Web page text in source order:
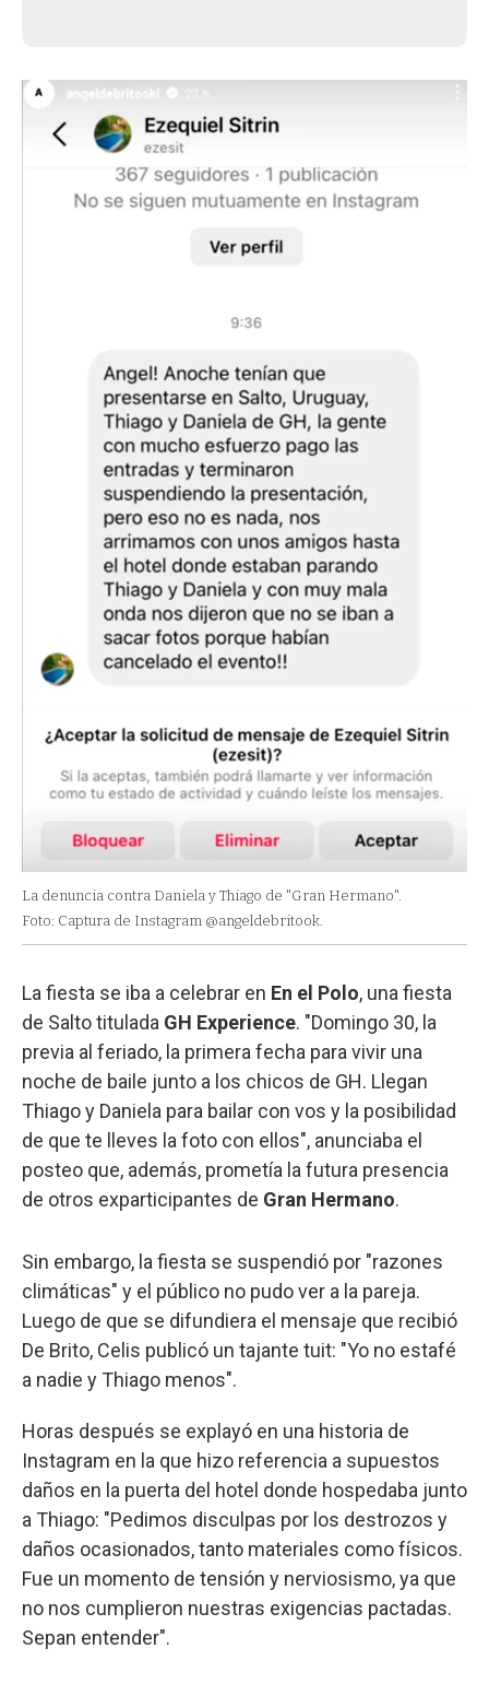
La denuncia contra Daniela y Thiago de "Gran Hermano".
Foto: Captura de Instagram @angeldebritook.
La fiesta se iba a celebrar en En el Polo, una fiesta
de Salto titulada GH Experience. "Domingo 30, la
previa al feriado, la primera fecha para vivir una
noche de baile junto a los chicos de GH. Llegan
Thiago y Daniela para bailar con vos y la posibilidad
de que te lleves la foto con ellos", anunciaba el
posteo que, además, prometía la futura presencia
de otros exparticipantes de Gran Hermano.
Sin embargo, la fiesta se suspendió por "razones
climáticas" y el público no pudo ver a la pareja.
Luego de que se difundiera el mensaje que recibió
De Brito, Celis publicó un tajante tuit: "Yo no estafé
a nadie y Thiago menos".
Horas después se explayó en una historia de
Instagram en la que hizo referencia a supuestos
daños en la puerta del hotel donde hospedaba junto
a Thiago: "Pedimos disculpas por los destrozos y
daños ocasionados, tanto materiales como físicos.
Fue un momento de tensión y nerviosismo, ya que
no nos cumplieron nuestras exigencias pactadas.
Sepan entender".